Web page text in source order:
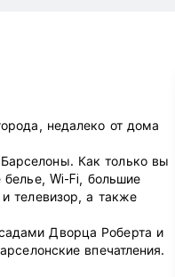
недалеко от дома
Как только вы
Wi-Fi, большие
телевизор, а также
Дворца Роберта и
впечатления.